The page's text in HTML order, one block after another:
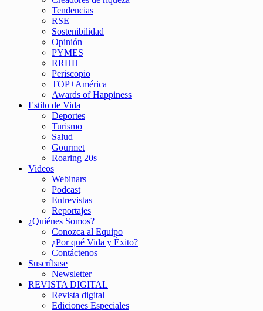
Tendencias
RSE
Sostenibilidad
Opinión
PYMES
RRHH
Periscopio
TOP+América
Awards of Happiness
Estilo de Vida
Deportes
Turismo
Salud
Gourmet
Roaring 20s
Videos
Webinars
Podcast
Entrevistas
Reportajes
¿Quiénes Somos?
Conozca al Equipo
¿Por qué Vida y Éxito?
Contáctenos
Suscríbase
Newsletter
REVISTA DIGITAL
Revista digital
Ediciones Especiales